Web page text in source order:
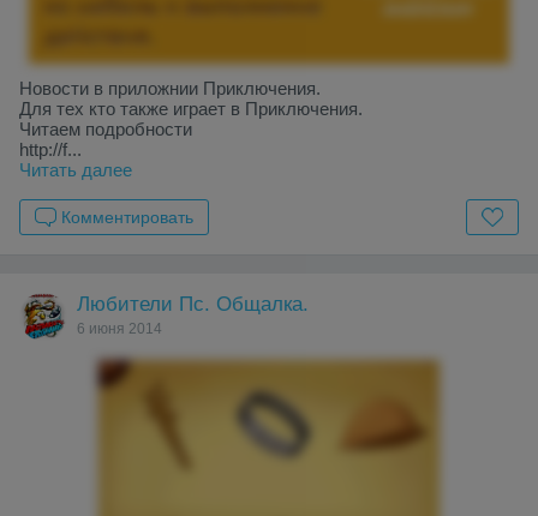
Новости в приложнии Приключения.
Для тех кто также играет в Приключения.
Читаем подробности
http://f...
Читать далее
Комментировать
Любители Пс. Общалка.
6 июня 2014